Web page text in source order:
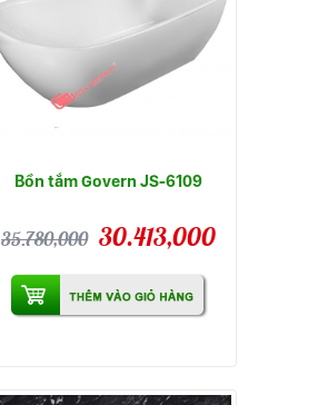
Bồn tắm Govern JS-6109
35.780,000 30.413,000